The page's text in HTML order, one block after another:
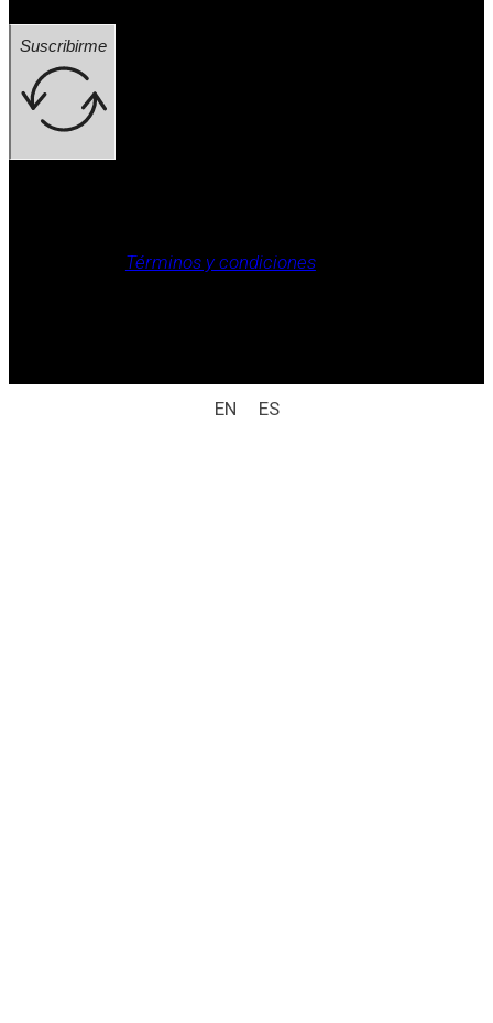
Suscribirme
Términos y condiciones.
EN ES